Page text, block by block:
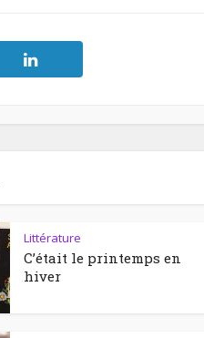
Littérature
C’était le printemps en
hiver